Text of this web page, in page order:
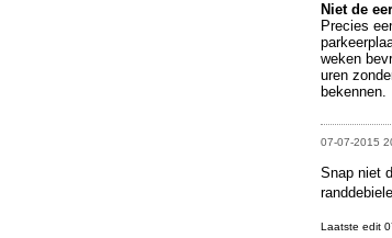
Niet de
Precies
weken
uren
bekennen.
07-07-2015
Snap niet
Laatste edit